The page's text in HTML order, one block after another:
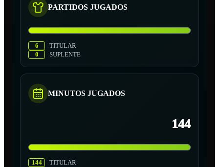
PARTIDOS JUGADOS
6
TITULAR
0
SUPLENTE
MINUTOS JUGADOS
144
144
TITULAR